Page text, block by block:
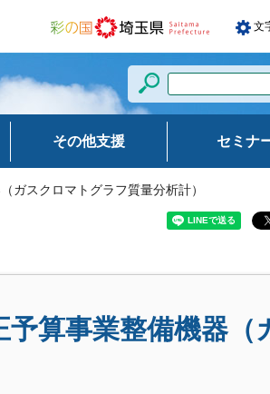
文
その他支援 セミナ
ガスクロマトグラフ質量分析計）
算事業整備機器（